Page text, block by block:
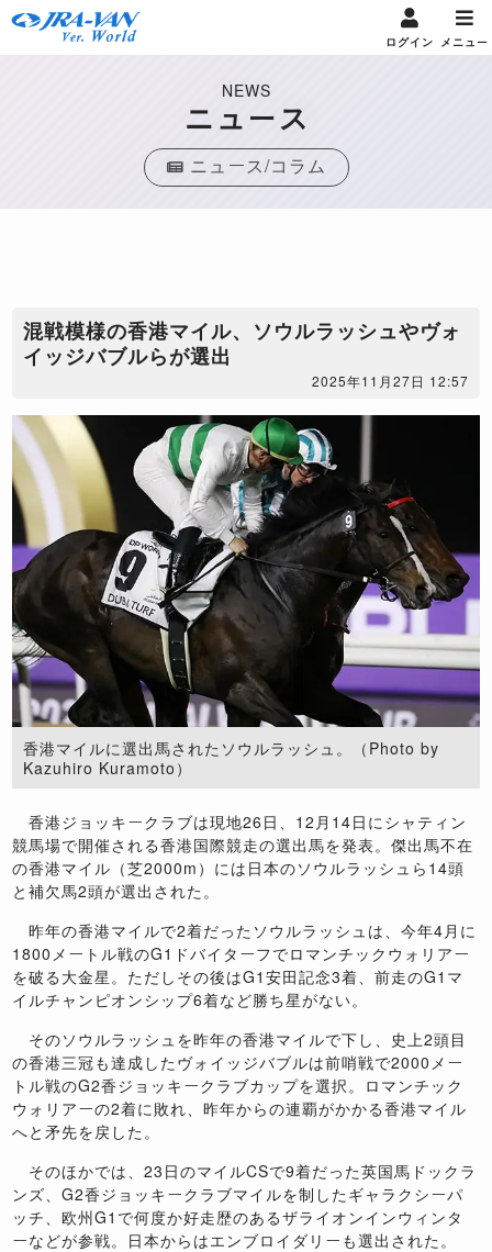
ログイン メニュー
NEWS
ニュース
ニュース/コラム
混戦模様の香港マイル、ソウルラッシュやヴォ
イッジバブルらが選出
2025年11月27日 12:57
香港マイルに選出馬されたソウルラッシュ。（Photo by
Kazuhiro Kuramoto）
香港ジョッキークラブは現地26日、12月14日にシャティン
競馬場で開催される香港国際競走の選出馬を発表。傑出馬不在
の香港マイル（芝2000m）には日本のソウルラッシュら14頭
と補欠馬2頭が選出された。
昨年の香港マイルで2着だったソウルラッシュは、今年4月に
1800メートル戦のG1ドバイターフでロマンチックウォリアー
を破る大金星。ただしその後はG1安田記念3着、前走のG1マ
イルチャンピオンシップ6着など勝ち星がない。
そのソウルラッシュを昨年の香港マイルで下し、史上2頭目
の香港三冠も達成したヴォイッジバブルは前哨戦で2000メー
トル戦のG2香ジョッキークラブカップを選択。ロマンチック
ウォリアーの2着に敗れ、昨年からの連覇がかかる香港マイル
へと矛先を戻した。
そのほかでは、23日のマイルCSで9着だった英国馬ドックラ
ンズ、G2香ジョッキークラブマイルを制したギャラクシーパ
ッチ、欧州G1で何度か好走歴のあるザライオンインウィンタ
ーなどが参戦。日本からはエンブロイダリーも選出された。